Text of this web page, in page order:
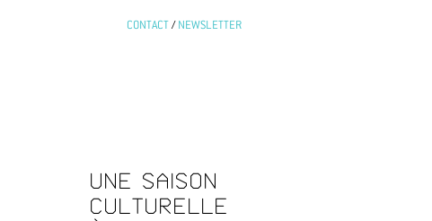
CONTACT / NEWSLETTER
UNE SAISON
CULTURELLE